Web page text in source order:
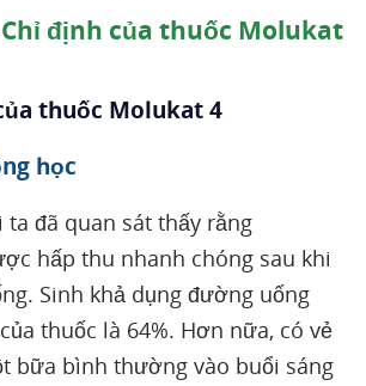
Chỉ định của thuốc Molukat
thuốc Molukat 4
học
đã quan sát thấy rằng
hấp thu nhanh chóng sau khi
Sinh khả dụng đường uống
thuốc là 64%. Hơn nữa, có vẻ
bữa bình thường vào buổi sáng